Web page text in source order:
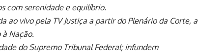
com serenidade e equilíbrio.
ao vivo pela TV Justiça a partir do Plenário da Corte, a
à Nação.
do Supremo Tribunal Federal; infundem